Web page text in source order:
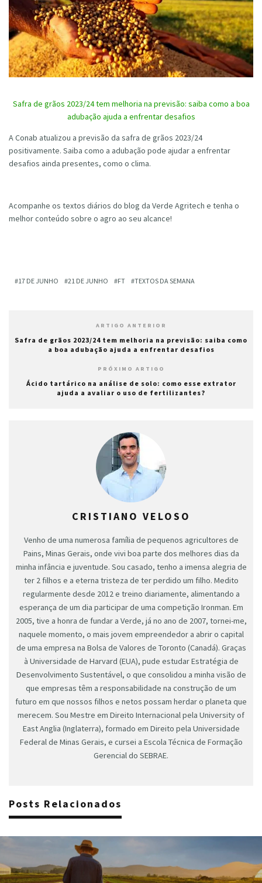
Safra de grãos 2023/24 tem melhoria na previsão: saiba como a boa
adubação ajuda a enfrentar desafios
A Conab atualizou a previsão da safra de grãos 2023/24
positivamente. Saiba como a adubação pode ajudar a enfrentar
desafios ainda presentes, como o clima.
Acompanhe os textos diários do blog da Verde Agritech e tenha o
melhor conteúdo sobre o agro ao seu alcance!
17 DE JUNHO 21 DE JUNHO FT TEXTOS DA SEMANA
ARTIGO ANTERIOR
Safra de grãos 2023/24 tem melhoria na previsão: saiba como
a boa adubação ajuda a enfrentar desafios
PRÓXIMO ARTIGO
Ácido tartárico na análise de solo: como esse extrator
ajuda a avaliar o uso de fertilizantes?
CRISTIANO VELOSO
Venho de uma numerosa família de pequenos agricultores de
Pains, Minas Gerais, onde vivi boa parte dos melhores dias da
minha infância e juventude. Sou casado, tenho a imensa alegria de
ter 2 filhos e a eterna tristeza de ter perdido um filho. Medito
regularmente desde 2012 e treino diariamente, alimentando a
esperança de um dia participar de uma competição Ironman. Em
2005, tive a honra de fundar a Verde, já no ano de 2007, tornei-me,
naquele momento, o mais jovem empreendedor a abrir o capital
de uma empresa na Bolsa de Valores de Toronto (Canadá). Graças
à Universidade de Harvard (EUA), pude estudar Estratégia de
Desenvolvimento Sustentável, o que consolidou a minha visão de
que empresas têm a responsabilidade na construção de um
futuro em que nossos filhos e netos possam herdar o planeta que
merecem. Sou Mestre em Direito Internacional pela University of
East Anglia (Inglaterra), formado em Direito pela Universidade
Federal de Minas Gerais, e cursei a Escola Técnica de Formação
Gerencial do SEBRAE.
Posts Relacionados